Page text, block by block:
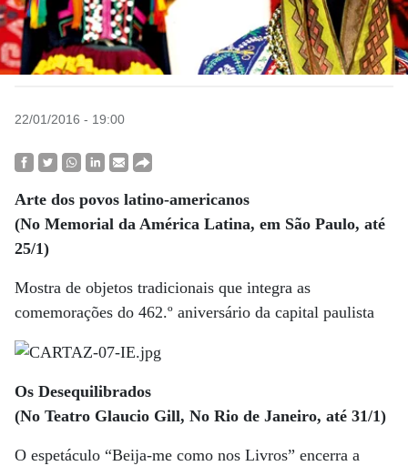
22/01/2016 - 19:00
Arte dos povos latino-americanos
(No Memorial da América Latina, em São Paulo, até
25/1)
Mostra de objetos tradicionais que integra as
comemorações do 462.º aniversário da capital paulista
Os Desequilibrados
(No Teatro Glaucio Gill, No Rio de Janeiro, até 31/1)
O espetáculo “Beija-me como nos Livros” encerra a